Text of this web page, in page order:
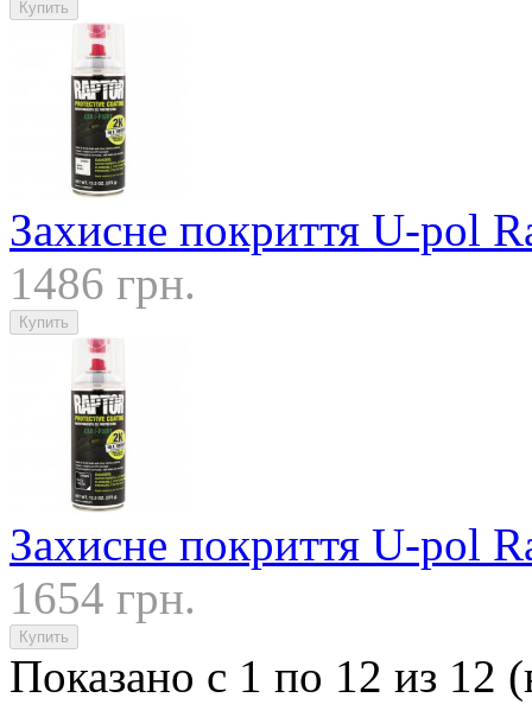
Захисне покриття U-pol
1486 грн.
Захисне покриття U-pol
1654 грн.
Показано с 1 по 12 из 12